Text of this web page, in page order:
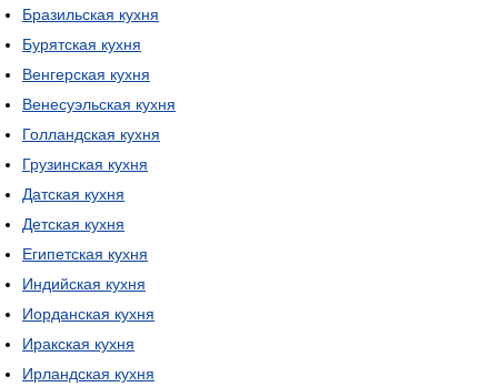
Бразильская кухня
Бурятская кухня
Венгерская кухня
Венесуэльская кухня
Голландская кухня
Грузинская кухня
Датская кухня
Детская кухня
Египетская кухня
Индийская кухня
Иорданская кухня
Иракская кухня
Ирландская кухня